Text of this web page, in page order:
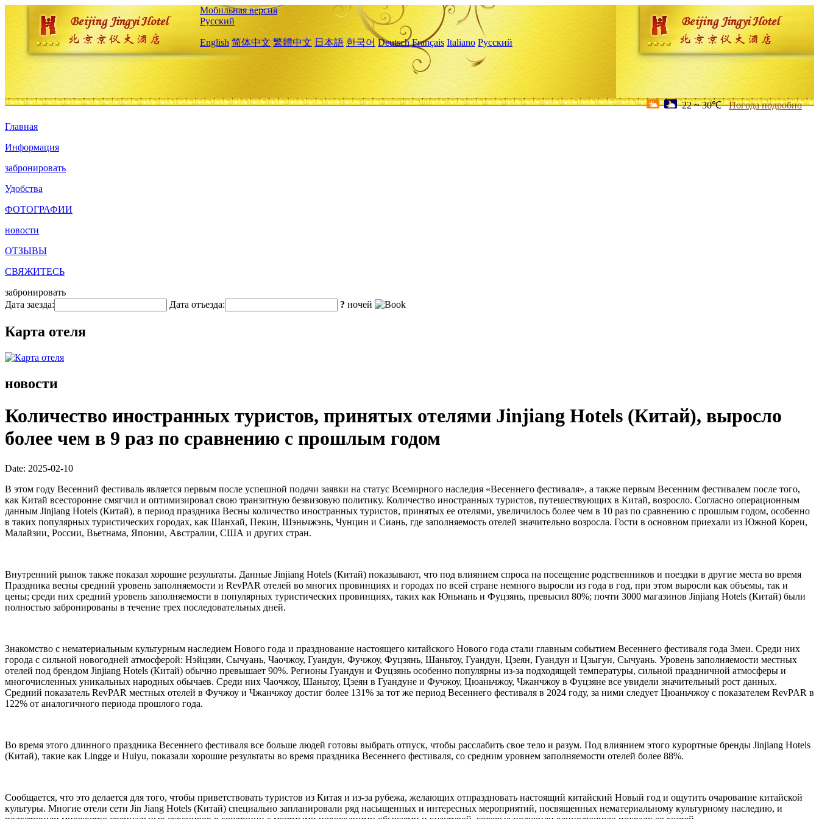
Мобильная версия
Русский
English 简体中文 繁體中文 日本語 한국어 Deutsch Français Italiano Русский
22 ~ 30℃ Погода подробно
Главная
Информация
забронировать
Удобства
ФОТОГРАФИИ
новости
ОТЗЫВЫ
СВЯЖИТЕСЬ
забронировать
Дата заезда:
Дата отъезда: ? ночей
Карта отеля
новости
Количество иностранных туристов, принятых отелями Jinjiang Hotels (Китай), выросло
более чем в 9 раз по сравнению с прошлым годом
Date: 2025-02-10
В этом году Весенний фестиваль является первым после успешной подачи заявки на статус Всемирного наследия «Весеннего фестиваля», а также первым Весенним фестивалем после того,
как Китай всесторонне смягчил и оптимизировал свою транзитную безвизовую политику. Количество иностранных туристов, путешествующих в Китай, возросло. Согласно операционным
данным Jinjiang Hotels (Китай), в период праздника Весны количество иностранных туристов, принятых ее отелями, увеличилось более чем в 10 раз по сравнению с прошлым годом, особенно
в таких популярных туристических городах, как Шанхай, Пекин, Шэньчжэнь, Чунцин и Сиань, где заполняемость отелей значительно возросла. Гости в основном приехали из Южной Кореи,
Малайзии, России, Вьетнама, Японии, Австралии, США и других стран.
Внутренний рынок также показал хорошие результаты. Данные Jinjiang Hotels (Китай) показывают, что под влиянием спроса на посещение родственников и поездки в другие места во время
Праздника весны средний уровень заполняемости и RevPAR отелей во многих провинциях и городах по всей стране немного выросли из года в год, при этом выросли как объемы, так и
цены; среди них средний уровень заполняемости в популярных туристических провинциях, таких как Юньнань и Фуцзянь, превысил 80%; почти 3000 магазинов Jinjiang Hotels (Китай) были
полностью забронированы в течение трех последовательных дней.
Знакомство с нематериальным культурным наследием Нового года и празднование настоящего китайского Нового года стали главным событием Весеннего фестиваля года Змеи. Среди них
города с сильной новогодней атмосферой: Нэйцзян, Сычуань, Чаочжоу, Гуандун, Фучжоу, Фуцзянь, Шаньтоу, Гуандун, Цзеян, Гуандун и Цзыгун, Сычуань. Уровень заполняемости местных
отелей под брендом Jinjiang Hotels (Китай) обычно превышает 90%. Регионы Гуандун и Фуцзянь особенно популярны из-за подходящей температуры, сильной праздничной атмосферы и
многочисленных уникальных народных обычаев. Среди них Чаочжоу, Шаньтоу, Цзеян в Гуандуне и Фучжоу, Цюаньчжоу, Чжанчжоу в Фуцзяне все увидели значительный рост данных.
Средний показатель RevPAR местных отелей в Фучжоу и Чжанчжоу достиг более 131% за тот же период Весеннего фестиваля в 2024 году, за ними следует Цюаньчжоу с показателем RevPAR в
122% от аналогичного периода прошлого года.
Во время этого длинного праздника Весеннего фестиваля все больше людей готовы выбрать отпуск, чтобы расслабить свое тело и разум. Под влиянием этого курортные бренды Jinjiang Hotels
(Китай), такие как Lingge и Huiyu, показали хорошие результаты во время праздника Весеннего фестиваля, со средним уровнем заполняемости отелей более 88%.
Сообщается, что это делается для того, чтобы приветствовать туристов из Китая и из-за рубежа, желающих отпраздновать настоящий китайский Новый год и ощутить очарование китайской
культуры. Многие отели сети Jin Jiang Hotels (Китай) специально запланировали ряд насыщенных и интересных мероприятий, посвященных нематериальному культурному наследию, и